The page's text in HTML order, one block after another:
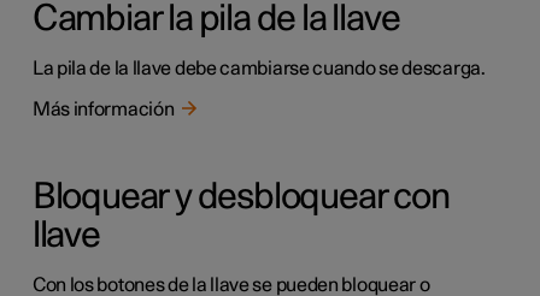
Cambiar la pila de la llave
La pila de la llave debe cambiarse cuando se descarga.
Más información
Bloquear y desbloquear con
llave
Con los botones de la llave se pueden bloquear o